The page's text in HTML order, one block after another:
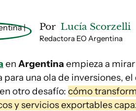
Por Lucía Scorzelli
Redactora EO Argentina
en Argentina empieza a
para una ola de inversiones,
otro desafío: cómo
y servicios exportables